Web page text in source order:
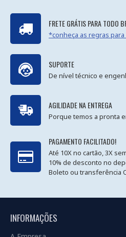
FRETE GRÁTIS PARA TODO
*conheça as regras
SUPORTE
De nível técnico e
AGILIDADE NA ENTREGA
Porque temos a pronta
PAGAMENTO FACILITADO!
Até 10X no cartão, 3X
10% de desconto no
Boleto ou transferência
INFORMAÇÕES